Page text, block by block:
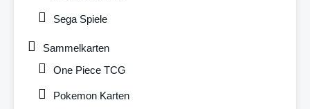
Sega Spiele
Sammelkarten
One Piece TCG
Pokemon Karten